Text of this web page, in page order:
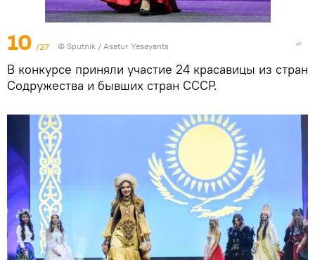
10 /27 © Sputnik / Asatur Yesayants
В конкурсе приняли участие 24 красавицы из стран
Содружества и бывших стран СССР.